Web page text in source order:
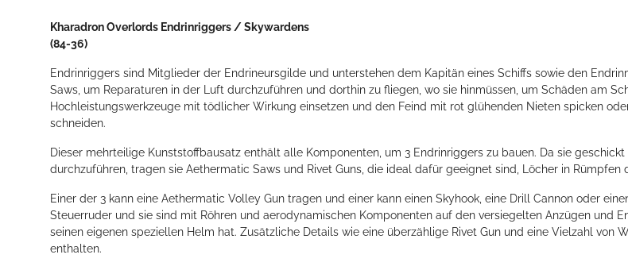
Kharadron Overlords Endrinriggers / Skywardens
(84-36)
Endrinriggers sind Mitglieder der Endrineursgilde und unterstehen dem Kapitän eines Schiffs sowie den
Saws, um Reparaturen in der Luft durchzuführen und dorthin zu fliegen, wo sie hinmüssen, um Schäden am
Hochleistungswerkzeuge mit tödlicher Wirkung einsetzen und den Feind mit rot glühenden Nieten spicken
schneiden.
Dieser mehrteilige Kunststoffbausatz enthält alle Komponenten, um 3 Endrinriggers zu bauen. Da sie
durchzuführen, tragen sie Aethermatic Saws und Rivet Guns, die ideal dafür geeignet sind, Löcher in
Einer der 3 kann eine Aethermatic Volley Gun tragen und einer kann einen Skyhook, eine Drill Cannon oder
Steuerruder und sie sind mit Röhren und aerodynamischen Komponenten auf den versiegelten Anzügen und
seinen eigenen speziellen Helm hat. Zusätzliche Details wie eine überzählige Rivet Gun und eine Vielzahl von
enthalten.